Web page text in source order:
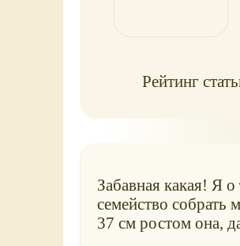
Рейтинг
Забавная какая! Я
семейство
37 см ростом она,